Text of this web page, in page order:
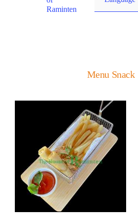
Raminten
Menu Snack